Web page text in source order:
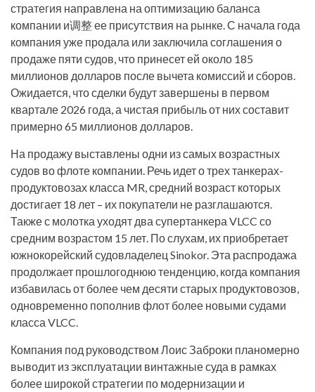
стратегия направлена на оптимизацию баланса
компании и调整 ее присутствия на рынке. С начала года
компания уже продала или заключила соглашения о
продаже пяти судов, что принесет ей около 185
миллионов долларов после вычета комиссий и сборов.
Ожидается, что сделки будут завершены в первом
квартале 2026 года, а чистая прибыль от них составит
примерно 65 миллионов долларов.
На продажу выставлены одни из самых возрастных
судов во флоте компании. Речь идет о трех танкерах-
продуктовозах класса MR, средний возраст которых
достигает 18 лет – их покупатели не разглашаются.
Также с молотка уходят два супертанкера VLCC со
средним возрастом 15 лет. По слухам, их приобретает
южнокорейский судовладелец Sinokor. Эта распродажа
продолжает прошлогоднюю тенденцию, когда компания
избавилась от более чем десяти старых продуктовозов,
одновременно пополнив флот более новыми судами
класса VLCC.
Компания под руководством Лоис Заброки планомерно
выводит из эксплуатации винтажные суда в рамках
более широкой стратегии по модернизации и